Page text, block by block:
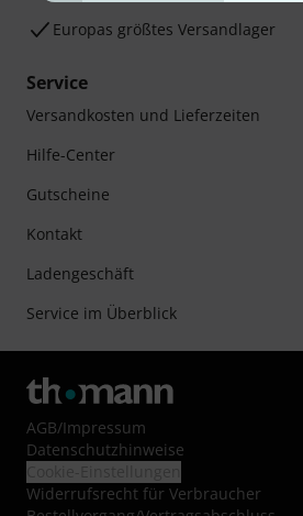
Europas größtes Versandlager
Service
Versandkosten und Lieferzeiten
Hilfe-Center
Gutscheine
Kontakt
Ladengeschäft
Service im Überblick
AGB/Impressum
Datenschutzhinweise
Widerrufsrecht für Verbraucher